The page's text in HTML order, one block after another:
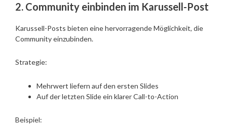
2. Community einbinden im Karussell-Post
Karussell-Posts bieten eine hervorragende Möglichkeit, die
Community einzubinden.
Strategie:
Mehrwert liefern auf den ersten Slides
Auf der letzten Slide ein klarer Call-to-Action
Beispiel: